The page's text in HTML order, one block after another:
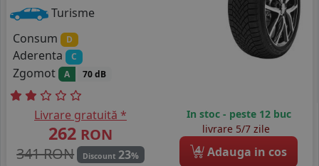
Turisme
Consum
D
Aderenta C
Zgomot A 70 dB
Livrare gratuită *
262 RON
341 RON
Discount 23%
In stoc - peste 12 buc
livrare 5/7 zile
4 Adauga in cos